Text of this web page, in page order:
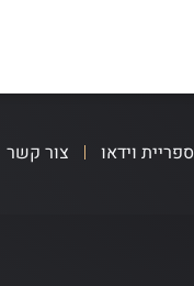
ספריית וידאו
צור קשר